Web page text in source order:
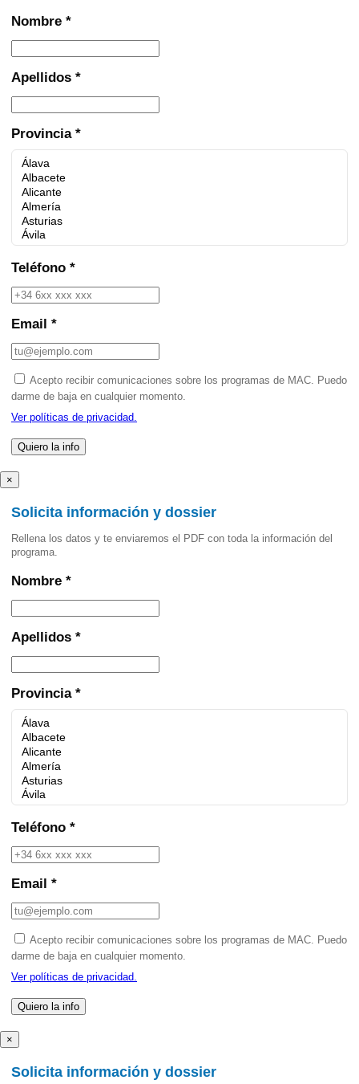
Nombre *
Apellidos *
Provincia *
Teléfono *
Email *
Acepto recibir comunicaciones sobre los programas de MAC. Puedo
darme de baja en cualquier momento.
Ver políticas de privacidad.
×
Solicita información y dossier
Rellena los datos y te enviaremos el PDF con toda la información del
programa.
Nombre *
Apellidos *
Provincia *
Teléfono *
Email *
Acepto recibir comunicaciones sobre los programas de MAC. Puedo
darme de baja en cualquier momento.
Ver políticas de privacidad.
×
Solicita información y dossier